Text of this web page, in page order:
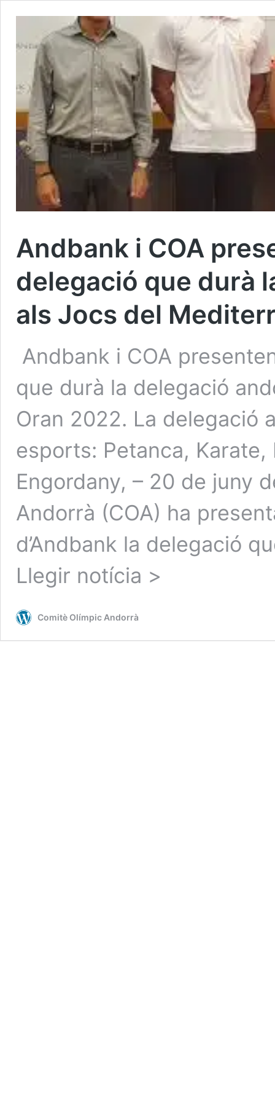
Andbank i COA
delegació que durà
als Jocs del
Andbank i COA
que durà la delegació
Oran 2022. La delegació
esports: Petanca,
Engordany, – 20 de juny
Andorrà (COA) ha
d’Andbank la delegació
Llegir notícia >
Comitè Olímpic Andorrà